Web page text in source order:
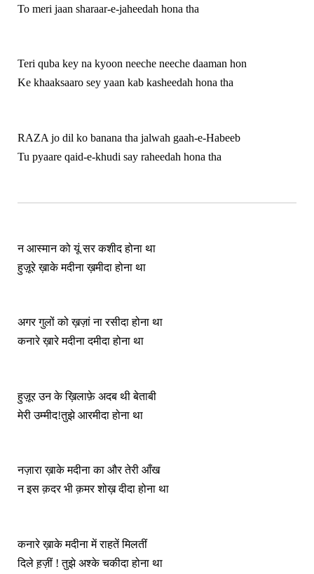
To meri jaan sharaar-e-jaheedah hona tha
Teri quba key na kyoon neeche neeche daaman hon
Ke khaaksaaro sey yaan kab kasheedah hona tha
RAZA jo dil ko banana tha jalwah gaah-e-Habeeb
Tu pyaare qaid-e-khudi say raheedah hona tha
न आस्मान को यूं सर कशीद होना था
हुज़ूरे ख़ाके मदीना ख़मीदा होना था
अगर गुलों को ख़ज़ां ना रसीदा होना था
कनारे ख़ारे मदीना दमीदा होना था
हुज़ूर उन के ख़िलाफ़े अदब थी बेताबी
मेरी उम्मीद!तुझे आरमीदा होना था
नज़ारा ख़ाके मदीना का और तेरी आँख
न इस क़दर भी क़मर शोख़ दीदा होना था
कनारे ख़ाके मदीना में राहतें मिलतीं
दिले ह़ज़ीं ! तुझे अश्के चकीदा होना था